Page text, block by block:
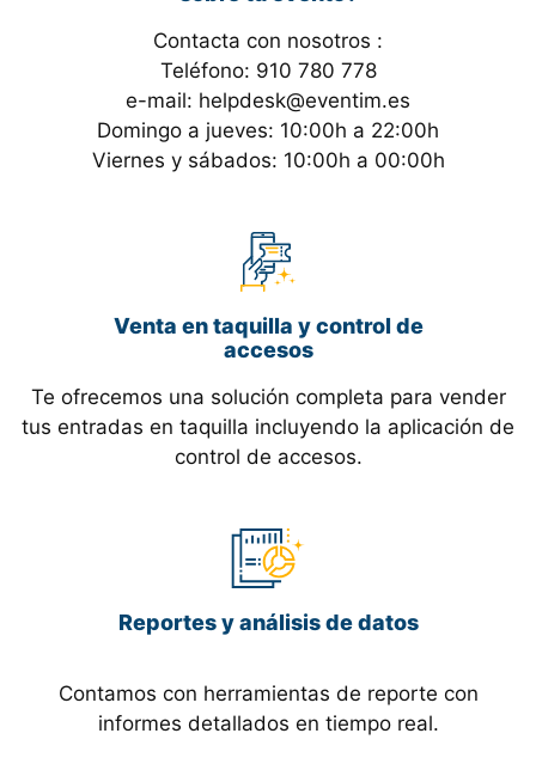
Contacta con nosotros :
Teléfono: 910 780 778
e-mail: helpdesk@eventim.es
Domingo a jueves: 10:00h a 22:00h
Viernes y sábados: 10:00h a 00:00h
Venta en taquilla y control de
accesos
Te ofrecemos una solución completa para vender
tus entradas en taquilla incluyendo la aplicación de
control de accesos.
Reportes y análisis de datos
Contamos con herramientas de reporte con
informes detallados en tiempo real.